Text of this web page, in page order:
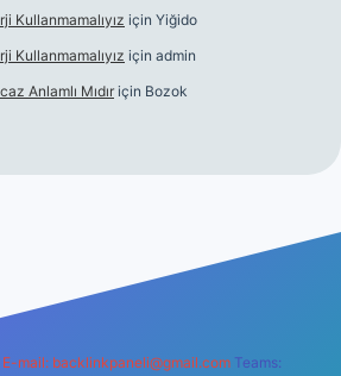
Kullanmamalıyız için Yiğido
Kullanmamalıyız için admin
Anlamlı Mıdır için Bozok
E-mail: backlinkpaneli@gmail.com Teams: